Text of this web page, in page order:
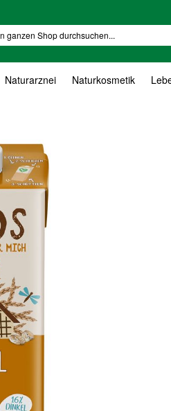
Naturarznei Naturkosmetik